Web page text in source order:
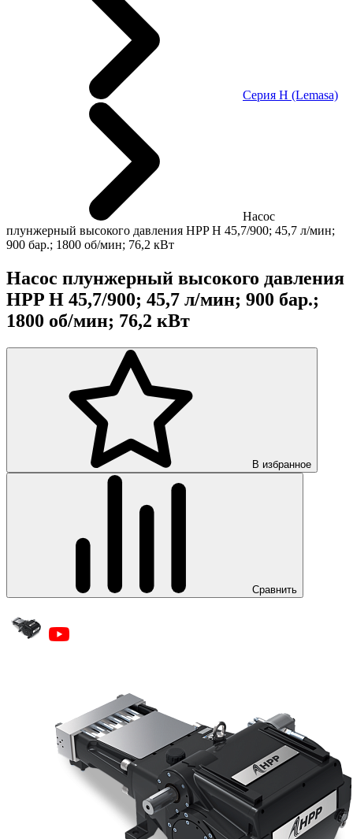
Серия H (Lemasa)
Насос
плунжерный высокого давления HPP H 45,7/900; 45,7 л/мин;
900 бар.; 1800 об/мин; 76,2 кВт
Насос плунжерный высокого давления
HPP H 45,7/900; 45,7 л/мин; 900 бар.;
1800 об/мин; 76,2 кВт
В избранное
Сравнить